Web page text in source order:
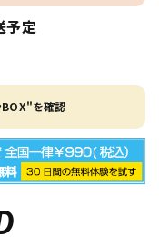
予定
を確認